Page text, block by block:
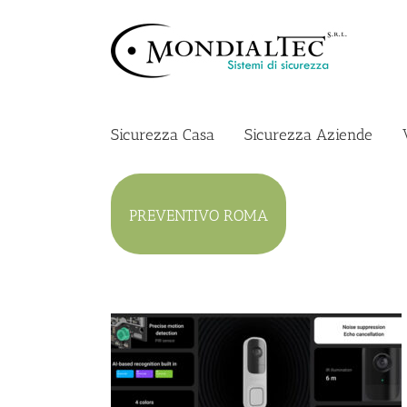
Sicurezza Casa Sicurezza Aziende
PREVENTIVO ROMA